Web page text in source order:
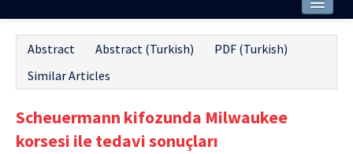
Issues and Articles
Editorial Board
Abstract Abstract (Turkish)
PDF (Turkish)
Similar Articles
Scheuermann kifozunda Milwaukee
korsesi ile tedavi sonuçları